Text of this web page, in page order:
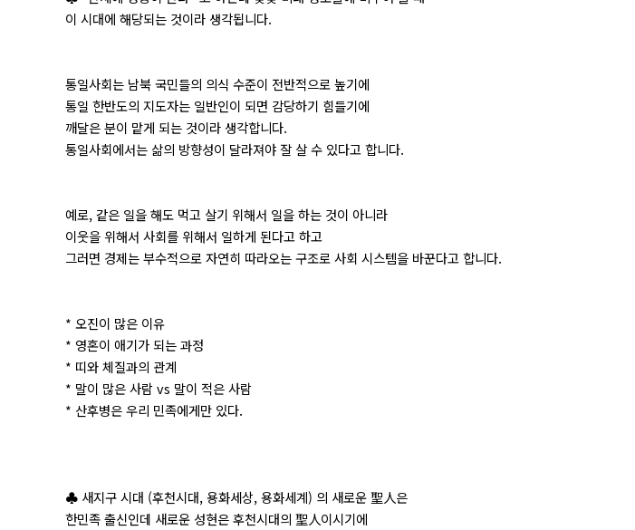
이 시대에 해당되는 것이라 생각됩니다.
통일사회는 남북 국민들의 의식 수준이 전반적으로 높기에
통일 한반도의 지도자는 일반인이 되면 감당하기 힘들기에
깨달은 분이 맡게 되는 것이라 생각합니다.
통일사회에서는 삶의 방향성이 달라져야 잘 살 수 있다고 합니다.
예로, 같은 일을 해도 먹고 살기 위해서 일을 하는 것이 아니라
이웃을 위해서 사회를 위해서 일하게 된다고 하고
그러면 경제는 부수적으로 자연히 따라오는 구조로 사회 시스템을 바꾼다고 합니다.
* 오진이 많은 이유
* 영혼이 애기가 되는 과정
* 띠와 체질과의 관계
* 말이 많은 사람 vs 말이 적은 사람
* 산후병은 우리 민족에게만 있다.
♣ 새지구 시대 (후천시대, 용화세상, 용화세계) 의 새로운 聖人은
한민족 출신인데 새로운 성현은 후천시대의 聖人이시기에